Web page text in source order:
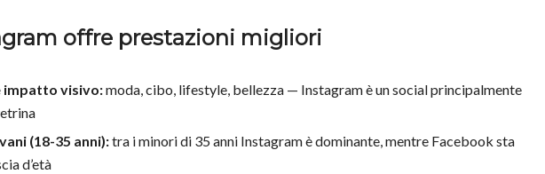
offre prestazioni migliori
impatto visivo:moda, cibo, lifestyle, bellezza — Instagram è un social principalmente
(18-35 anni):tra i minori di 35 anni Instagram è dominante, mentre Facebook sta
d’età